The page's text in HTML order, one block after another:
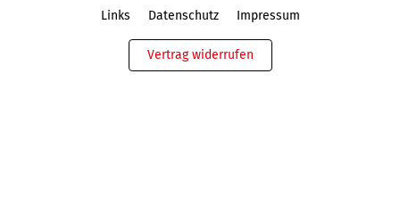
Links Datenschutz Impressum
Vertrag widerrufen